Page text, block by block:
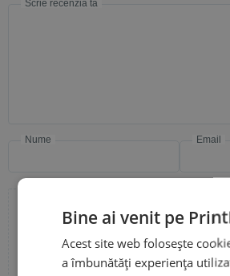
Scrie recenzia ta
Nume Email
Bine ai venit pe
Acest site web folosește
a îmbunătăți experiența